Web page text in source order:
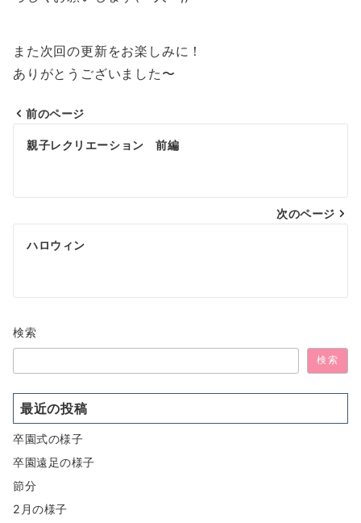
また次回の更新をお楽しみに！
ありがとうございました〜
投
ビ
ゲ
シ
ョ
ン
前のページ
親子レクリエーション 前編
次のページ
ハロウィン
検索
検索
最近の投稿
卒園式の様子
卒園遠足の様子
節分
2月の様子